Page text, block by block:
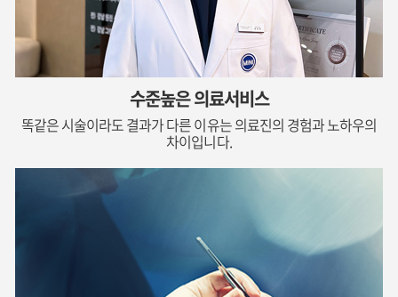
수준높은 의료서비스
똑같은 시술이라도 결과가 다른 이유는 의료진의 경험과 노하우의
차이입니다.